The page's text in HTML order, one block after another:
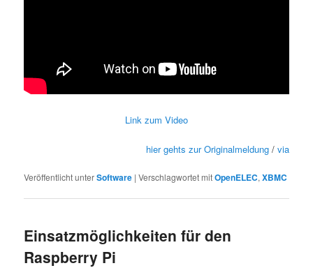
Link zum Video
hier gehts zur Originalmeldung/ via
Veröffentlicht unterSoftware |Verschlagwortet mitOpenELEC,XBMC
Einsatzmöglichkeiten für den
Raspberry Pi